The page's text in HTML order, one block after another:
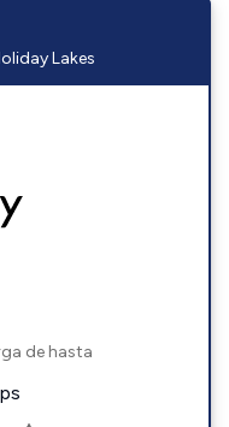
Lakes
de hasta